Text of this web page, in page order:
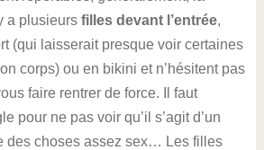
a plusieurs filles devant l’entrée,
(qui laisserait presque voir certaines
corps) ou en bikini et n’hésitent pas
faire rentrer de force. Il faut
pour ne pas voir qu’il s’agit d’un
des choses assez sex… Les filles